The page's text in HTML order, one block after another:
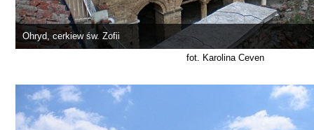
Ohryd, cerkiew św. Zofii
fot. Karolina Ceven